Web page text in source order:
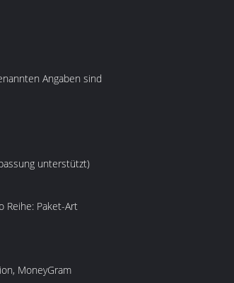
Angaben sind
unterstützt)
Art
MoneyGram